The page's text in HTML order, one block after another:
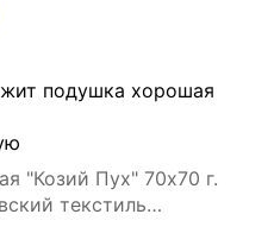
подушка хорошая
"Козий Пух" 70х70 г.
текстиль